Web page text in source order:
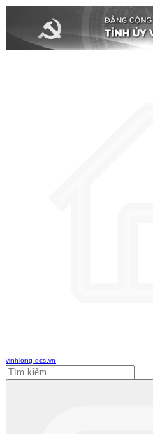
vinhlong.dcs.vn